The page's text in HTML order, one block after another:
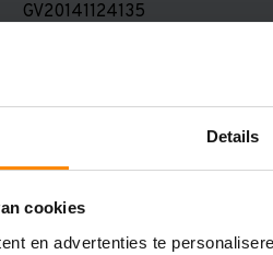
Details
cookies
en advertenties te
GV20141124135